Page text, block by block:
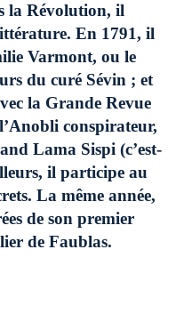
la Révolution, il
En 1791, il
Varmont, ou le
du curé Sévin ; et
la Grande Revue
conspirateur,
Lama Sispi (c’est-
il participe au
La même année,
de son premier
de Faublas.